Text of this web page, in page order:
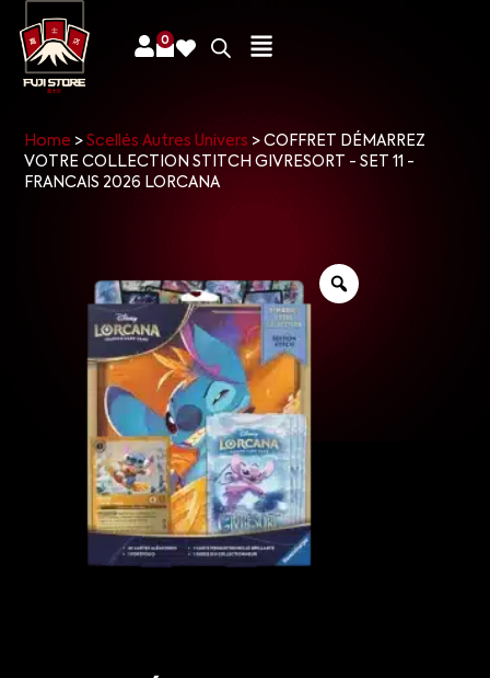
0
Home >Scellés Autres Univers >COFFRET DÉMARREZ
VOTRE COLLECTION STITCH GIVRESORT - SET 11 -
FRANCAIS 2026 LORCANA